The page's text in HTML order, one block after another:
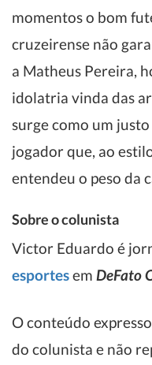
momentos o bom
cruzeirense não
a Matheus Pereira,
idolatria vinda das
surge como um
jogador que, ao
entendeu o peso da
Sobre o colunista
Victor Eduardo é
esportesem DeFato
O conteúdo
do colunista e não